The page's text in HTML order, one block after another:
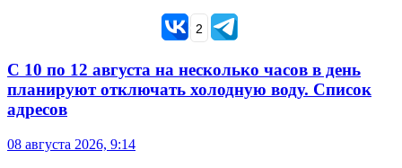
2
С 10 по 12 августа на несколько часов в день
планируют отключать холодную воду. Список
адресов
08 августа 2026, 9:14